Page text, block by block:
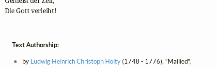
Die Gott verleiht!
Text Authorship:
by Ludwig Heinrich Christoph Hölty(1748 - 1776), "Mailied",